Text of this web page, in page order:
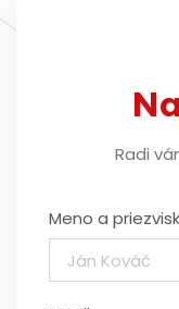
Radi
Meno a